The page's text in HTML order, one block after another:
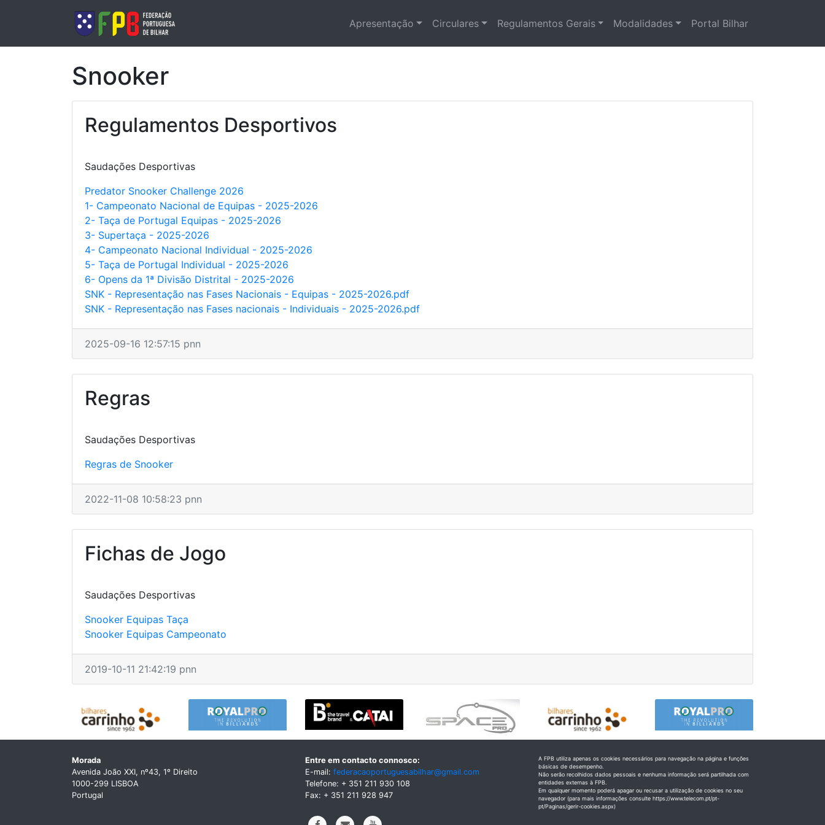
Apresentação Circulares Regulamentos Gerais Modalidades Portal Bilhar
Snooker
Regulamentos Desportivos
Saudações Desportivas
Predator Snooker Challenge 2026
1- Campeonato Nacional de Equipas - 2025-2026
2- Taça de Portugal Equipas - 2025-2026
3- Supertaça - 2025-2026
4- Campeonato Nacional Individual - 2025-2026
5- Taça de Portugal Individual - 2025-2026
6- Opens da 1ª Divisão Distrital - 2025-2026
SNK - Representação nas Fases Nacionais - Equipas - 2025-2026.pdf
SNK - Representação nas Fases nacionais - Individuais - 2025-2026.pdf
2025-09-16 12:57:15 pnn
Regras
Saudações Desportivas
Regras de Snooker
2022-11-08 10:58:23 pnn
Fichas de Jogo
Saudações Desportivas
Snooker Equipas Taça
Snooker Equipas Campeonato
2019-10-11 21:42:19 pnn
Morada
Avenida João XXI, nº43, 1º Direito
1000-299 LISBOA
Portugal
Entre em contacto connosco:
E-mail: federacaoportuguesabilhar@gmail.com
Telefone: + 351 211 930 108
Fax: + 351 211 928 947
A FPB utiliza apenas os cookies necessários para navegação na página e funções
básicas de desempenho.
Não serão recolhidos dados pessoais e nenhuma informação será partilhada com
entidades externas à FPB.
Em qualquer momento poderá apagar ou recusar a utilização de cookies no seu
navegador (para mais informações consulte https://www.telecom.pt/pt-
pt/Paginas/gerir-cookies.aspx)